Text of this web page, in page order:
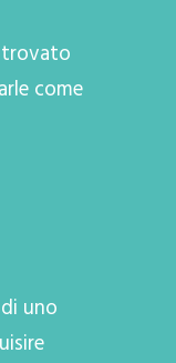
trovato
come
uno